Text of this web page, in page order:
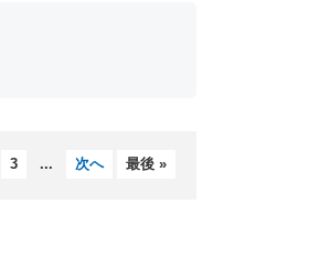
3 ... 次へ 最後 »